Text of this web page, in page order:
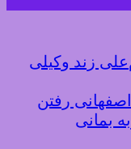
علی زند وکیلی
رفتن
بمانی